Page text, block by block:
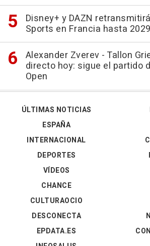
Disney+ y DAZN
Sports en Francia hasta 2029
Alexander Zverev - Tallon
directo hoy: sigue el partido
Open
ÚLTIMAS NOTICIAS
ESPAÑA
INTERNACIONAL
DEPORTES
VÍDEOS
CHANCE
CULTURAOCIO
DESCONECTA
EPDATA.ES